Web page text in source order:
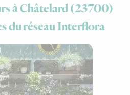
à Châtelard (23700)
du réseau Interflora